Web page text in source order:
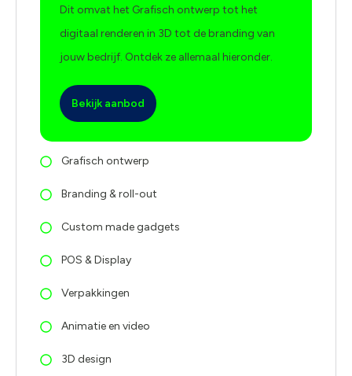
Dit omvat het Grafisch ontwerp tot het
digitaal renderen in 3D tot de branding van
jouw bedrijf. Ontdek ze allemaal hieronder.
Bekijk aanbod
Grafisch ontwerp
Branding & roll-out
Custom made gadgets
POS & Display
Verpakkingen
Animatie en video
3D design